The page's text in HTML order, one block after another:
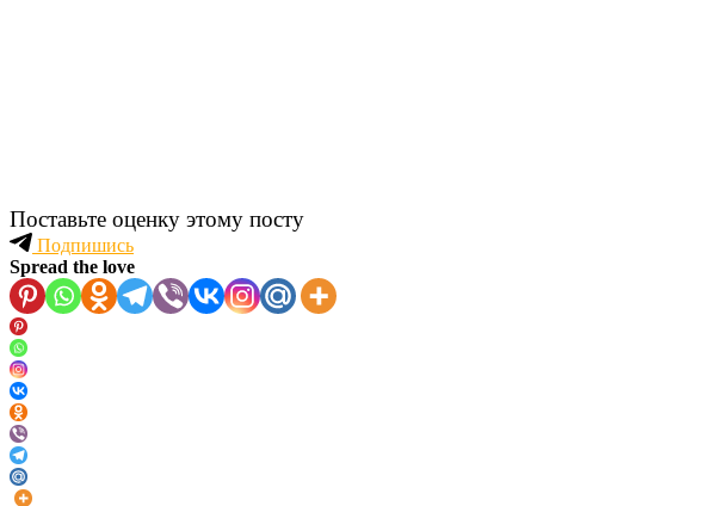
Поставьте оценку этому посту
Подпишись
Spread the love